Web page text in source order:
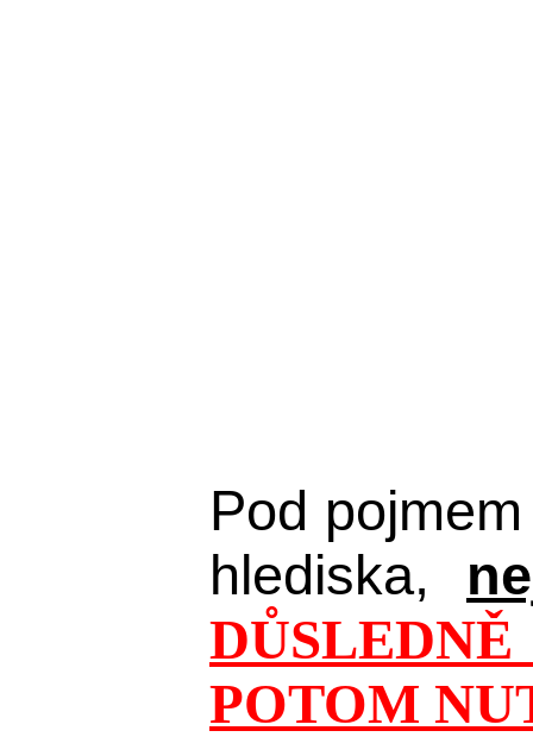
Pod pojmem
hlediska,
POTOM